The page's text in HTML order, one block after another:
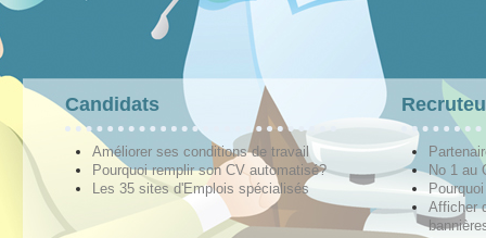
Candidats
Améliorer ses conditions de travail
Pourquoi remplir son CV automatisé?
Les 35 sites d'Emplois spécialisés
No 1 au
Afficher